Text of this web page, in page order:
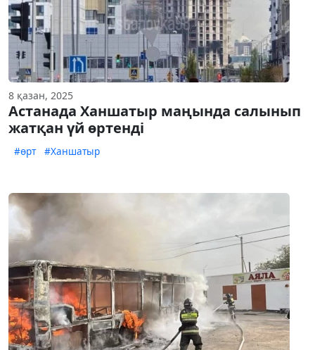
8 қазан, 2025
Астанада Ханшатыр маңында салынып
жатқан үй өртенді
#өрт #Ханшатыр